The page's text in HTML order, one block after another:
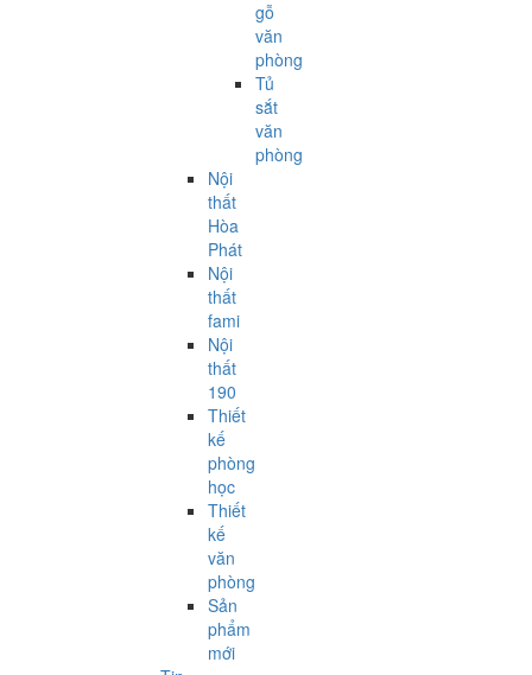
gỗ
văn
phòng
Tủ
sắt
văn
phòng
Nội
thất
Hòa
Phát
Nội
thất
fami
Nội
thất
190
Thiết
kế
phòng
học
Thiết
kế
văn
phòng
Sản
phẩm
mới